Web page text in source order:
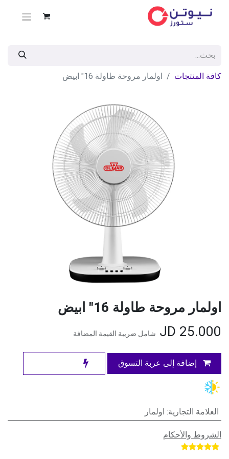
كافة المنتجات اولمار مروحة طاولة 16" ابيض
اولمار مروحة طاولة 16" ابيض
25.000
شامل ضريبة القيمة المضافة
إضافة إلى عربة التسوق
العلامة التجارية: اولمار
الشروط والأحكام